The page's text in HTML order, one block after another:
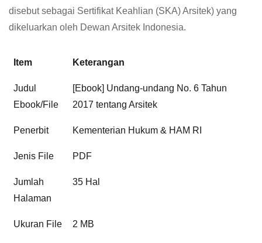
disebut sebagai Sertifikat Keahlian (SKA) Arsitek) yang
dikeluarkan oleh Dewan Arsitek Indonesia.
Item Keterangan
Judul
Ebook/File
[Ebook] Undang-undang No. 6 Tahun
2017 tentang Arsitek
Penerbit Kementerian Hukum & HAM RI
Jenis File PDF
Jumlah
Halaman
35 Hal
Ukuran File 2 MB